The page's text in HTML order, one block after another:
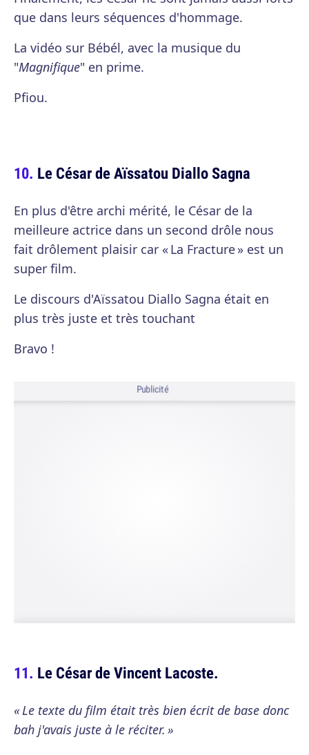
que dans leurs séquences d'hommage.
La vidéo sur Bébél, avec la musique du
"Magnifique" en prime.
Pfiou.
Le César de Aïssatou Diallo Sagna
En plus d'être archi mérité, le César de la
meilleure actrice dans un second drôle nous
fait drôlement plaisir car « La Fracture » est un
super film.
Le discours d'Aïssatou Diallo Sagna était en
plus très juste et très touchant
Bravo !
Publicité
Le César de Vincent Lacoste.
« Le texte du film était très bien écrit de base donc
bah j'avais juste à le réciter. »